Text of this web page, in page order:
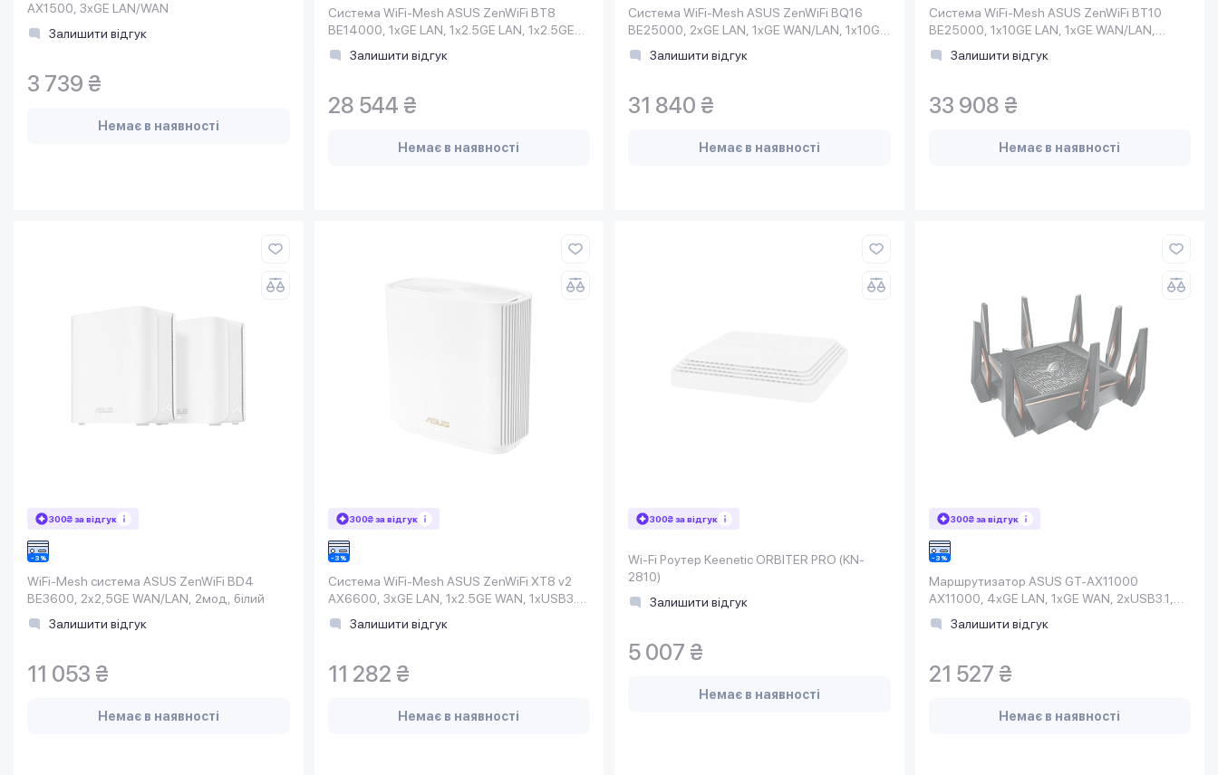
AX1500, 3xGE LAN/WAN
Залишити відгук
3 739 ₴
Немає в наявності
Система WiFi-Mesh ASUS ZenWiFi BT8
BE14000, 1xGE LAN, 1x2.5GE LAN, 1x2.5GE
LAN, 1xUSB 3.0, 2мод
Залишити відгук
28 544 ₴
Немає в наявності
Система WiFi-Mesh ASUS ZenWiFi BQ16
BE25000, 2xGE LAN, 1xGE WAN/LAN, 1x10GE
LAN, 1x10GE WAN/LAN
Залишити відгук
31 840 ₴
Немає в наявності
Система WiFi-Mesh ASUS ZenWiFi BT10
BE25000, 1x10GE LAN, 1xGE WAN/LAN,
1x10GE LAN, 1xUSB 3.0, 2мод
Залишити відгук
33 908 ₴
Немає в наявності
300₴ за відгук
WiFi-Mesh система ASUS ZenWiFi BD4
BE3600, 2x2,5GE WAN/LAN, 2мод, білий
Залишити відгук
11 053 ₴
Немає в наявності
300₴ за відгук
Система WiFi-Mesh ASUS ZenWiFi XT8 v2
AX6600, 3xGE LAN, 1x2.5GE WAN, 1xUSB3.1,
1мод, білий
Залишити відгук
11 282 ₴
Немає в наявності
300₴ за відгук
Wi-Fi Роутер Keenetic ORBITER PRO (KN-
2810)
Залишити відгук
5 007 ₴
Немає в наявності
300₴ за відгук
Маршрутизатор ASUS GT-AX11000
AX11000, 4xGE LAN, 1xGE WAN, 2xUSB3.1,
MESH, EU-UK
Залишити відгук
21 527 ₴
Немає в наявності